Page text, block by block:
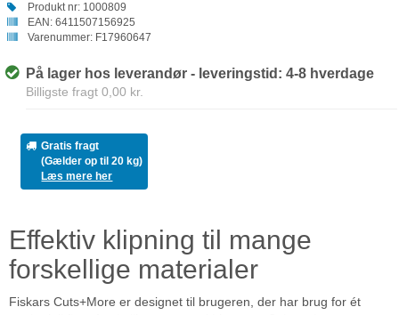
Produkt nr: 1000809
EAN: 6411507156925
Varenummer: F17960647
På lager hos leverandør - leveringstid: 4-8 hverdage
Billigste fragt 0,00 kr.
Gratis fragt
(Gælder op til 20 kg)
Læs mere her
Effektiv klipning til mange
forskellige materialer
Fiskars Cuts+More er designet til brugeren, der har brug for ét